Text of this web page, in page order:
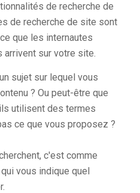
de recherche de
de recherche de site sont
que les internautes
arrivent sur votre site.
sujet sur lequel vous
? Ou peut-être que
utilisent des termes
ce que vous proposez ?
c'est comme
vous indique quel